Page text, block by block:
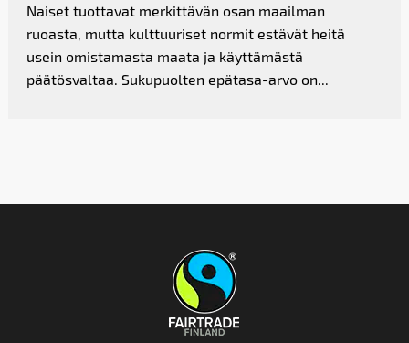
Naiset tuottavat merkittävän osan maailman
ruoasta, mutta kulttuuriset normit estävät heitä
usein omistamasta maata ja käyttämästä
päätösvaltaa. Sukupuolten epätasa-arvo on...